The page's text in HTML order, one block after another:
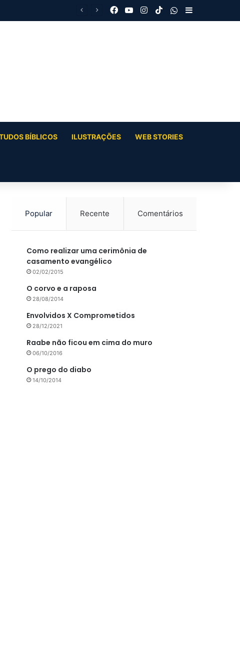
Facebook
YouTubeInstagram
TikTokWhatsApp
Barra Lateral
BÍBLICOS ILUSTRAÇÕES WEB STORIES
Popular Recente Comentários
Como realizar uma cerimônia de
casamento evangélico
02/02/2015
O corvo e a raposa
28/08/2014
Envolvidos X Comprometidos
28/12/2021
Raabe não ficou em cima do muro
06/10/2016
O prego do diabo
14/10/2014